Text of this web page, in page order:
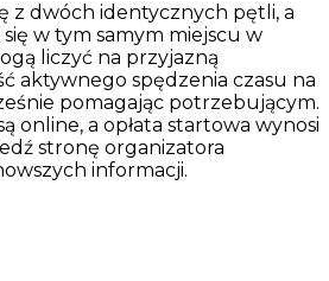
z dwóch identycznych pętli, a
w tym samym miejscu w
liczyć na przyjazną
aktywnego spędzenia czasu na
pomagając potrzebującym.
online, a opłata startowa wynosi
stronę organizatora
informacji.